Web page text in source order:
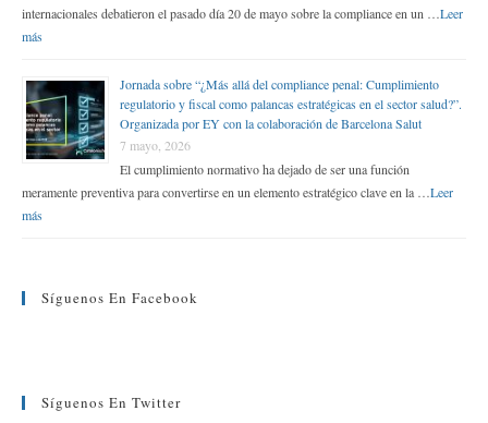
internacionales debatieron el pasado día 20 de mayo sobre la compliance en un … Leer
más
Jornada sobre “¿Más allá del compliance penal: Cumplimiento
regulatorio y fiscal como palancas estratégicas en el sector salud?”.
Organizada por EY con la colaboración de Barcelona Salut
7 mayo, 2026
El cumplimiento normativo ha dejado de ser una función
meramente preventiva para convertirse en un elemento estratégico clave en la … Leer
más
Síguenos En Facebook
Síguenos En Twitter